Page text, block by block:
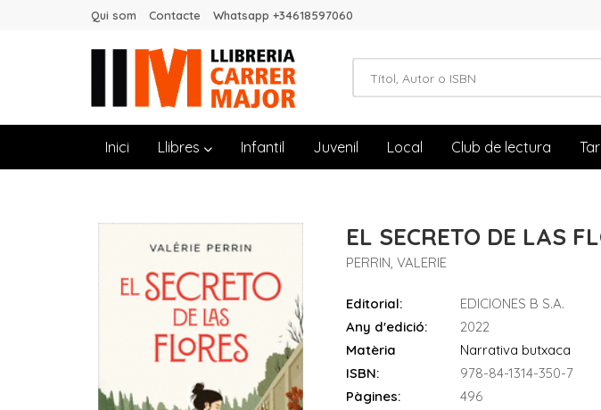
Qui som Contacte Whatsapp +34618597060
Inici Llibres Infantil Juvenil Local Club de lectura
EL SECRETO DE LAS
PERRIN, VALERIE
Editorial:
EDICIONES B S.A.
Any d'edició:
2022
Matèria
Narrativa butxaca
ISBN:
978-84-1314-350-7
Pàgines:
496